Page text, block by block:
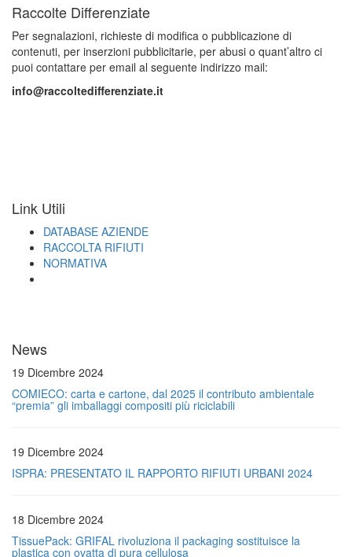
Raccolte Differenziate
Per segnalazioni, richieste di modifica o pubblicazione di
contenuti, per inserzioni pubblicitarie, per abusi o quant’altro ci
puoi contattare per email al seguente indirizzo mail:
info@raccoltedifferenziate.it
Link Utili
DATABASE AZIENDE
RACCOLTA RIFIUTI
NORMATIVA
News
19 Dicembre 2024
COMIECO: carta e cartone, dal 2025 il contributo ambientale
“premia” gli imballaggi compositi più riciclabili
19 Dicembre 2024
ISPRA: PRESENTATO IL RAPPORTO RIFIUTI URBANI 2024
18 Dicembre 2024
TissuePack: GRIFAL rivoluziona il packaging sostituisce la
plastica con ovatta di pura cellulosa